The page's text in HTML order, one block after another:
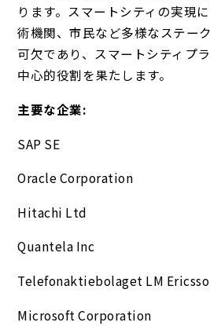
ります。スマートシティの実現
術機関、市民など多様なステー
可欠であり、スマートシティプ
中心的役割を果たします。
主要な企業:
SAP SE
Oracle Corporation
Hitachi Ltd
Quantela Inc
Telefonaktiebolaget LM
Microsoft Corporation